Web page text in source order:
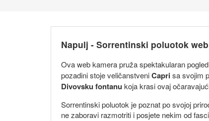
Napulj - Sorrentinski poluotok
Ova web kamera pruža spektakularan
pozadini stoje veličanstveniCaprisa svojim
Divovsku fontanu koja krasi ovaj
Sorrentinski poluotok je poznat po svojoj
ne zaboravi razmotriti i posjete nekim od